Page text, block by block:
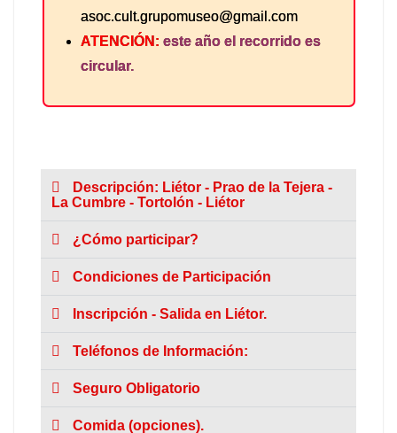
asoc.cult.grupomuseo@gmail.com
ATENCIÓN: este año el recorrido es
circular.
Descripción: Liétor - Prao de la Tejera -
La Cumbre - Tortolón - Liétor
¿Cómo participar?
Condiciones de Participación
Inscripción - Salida en Liétor.
Teléfonos de Información:
Seguro Obligatorio
Comida (opciones).